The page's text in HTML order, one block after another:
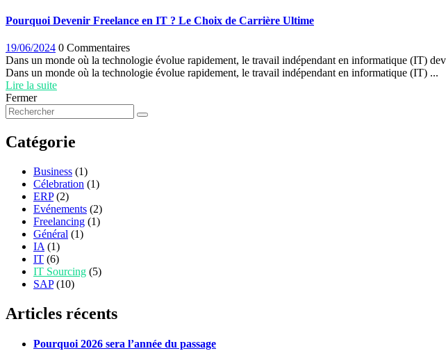
Pourquoi Devenir Freelance en IT ? Le Choix de Carrière Ultime
19/06/2024 0 Commentaires
Dans un monde où la technologie évolue rapidement, le travail indépendant en informatique (IT)
Dans un monde où la technologie évolue rapidement, le travail indépendant en informatique (IT) ...
Lire la suite
Fermer
Catégorie
Business (1)
Célebration (1)
ERP(2)
Evénements (2)
Freelancing (1)
Général (1)
IA (1)
IT (6)
IT Sourcing (5)
SAP(10)
Articles récents
Pourquoi 2026 sera l’année du passage